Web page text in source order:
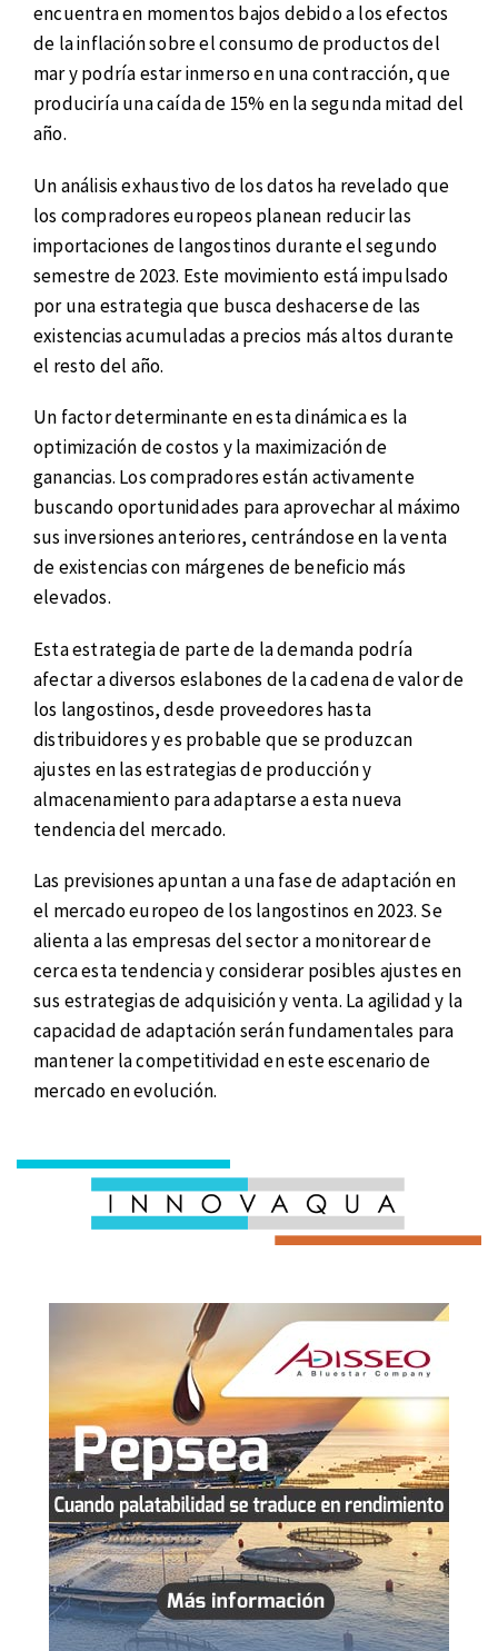
encuentra en momentos bajos debido a los efectos
de la inflación sobre el consumo de productos del
mar y podría estar inmerso en una contracción, que
produciría una caída de 15% en la segunda mitad del
año.
Un análisis exhaustivo de los datos ha revelado que
los compradores europeos planean reducir las
importaciones de langostinos durante el segundo
semestre de 2023. Este movimiento está impulsado
por una estrategia que busca deshacerse de las
existencias acumuladas a precios más altos durante
el resto del año.
Un factor determinante en esta dinámica es la
optimización de costos y la maximización de
ganancias. Los compradores están activamente
buscando oportunidades para aprovechar al máximo
sus inversiones anteriores, centrándose en la venta
de existencias con márgenes de beneficio más
elevados.
Esta estrategia de parte de la demanda podría
afectar a diversos eslabones de la cadena de valor de
los langostinos, desde proveedores hasta
distribuidores y es probable que se produzcan
ajustes en las estrategias de producción y
almacenamiento para adaptarse a esta nueva
tendencia del mercado.
Las previsiones apuntan a una fase de adaptación en
el mercado europeo de los langostinos en 2023. Se
alienta a las empresas del sector a monitorear de
cerca esta tendencia y considerar posibles ajustes en
sus estrategias de adquisición y venta. La agilidad y la
capacidad de adaptación serán fundamentales para
mantener la competitividad en este escenario de
mercado en evolución.